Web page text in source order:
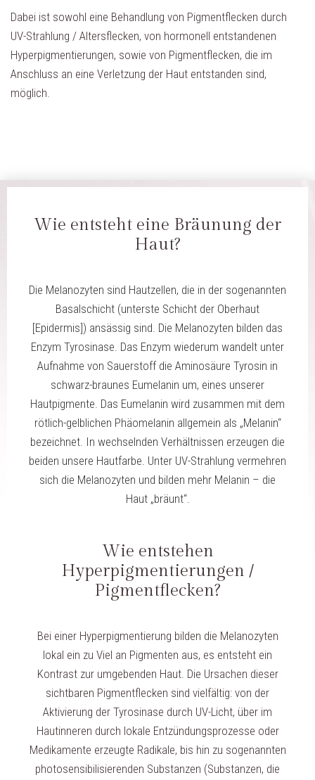
Dabei ist sowohl eine Behandlung von Pigmentflecken durch
UV-Strahlung / Altersflecken, von hormonell entstandenen
Hyperpigmentierungen, sowie von Pigmentflecken, die im
Anschluss an eine Verletzung der Haut entstanden sind,
möglich.
Wie entsteht eine Bräunung der
Haut?
Die Melanozyten sind Hautzellen, die in der sogenannten
Basalschicht (unterste Schicht der Oberhaut
[Epidermis]) ansässig sind. Die Melanozyten bilden das
Enzym Tyrosinase. Das Enzym wiederum wandelt unter
Aufnahme von Sauerstoff die Aminosäure Tyrosin in
schwarz-braunes Eumelanin um, eines unserer
Hautpigmente. Das Eumelanin wird zusammen mit dem
rötlich-gelblichen Phäomelanin allgemein als „Melanin“
bezeichnet. In wechselnden Verhältnissen erzeugen die
beiden unsere Hautfarbe. Unter UV-Strahlung vermehren
sich die Melanozyten und bilden mehr Melanin – die
Haut „bräunt“.
Wie entstehen
Hyperpigmentierungen /
Pigmentflecken?
Bei einer Hyperpigmentierung bilden die Melanozyten
lokal ein zu Viel an Pigmenten aus, es entsteht ein
Kontrast zur umgebenden Haut. Die Ursachen dieser
sichtbaren Pigmentflecken sind vielfältig: von der
Aktivierung der Tyrosinase durch UV-Licht, über im
Hautinneren durch lokale Entzündungsprozesse oder
Medikamente erzeugte Radikale, bis hin zu sogenannten
photosensibilisierenden Substanzen (Substanzen, die